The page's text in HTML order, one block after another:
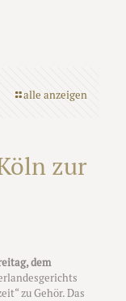
alle anzeigen
zur
dem
zu Gehör. Das